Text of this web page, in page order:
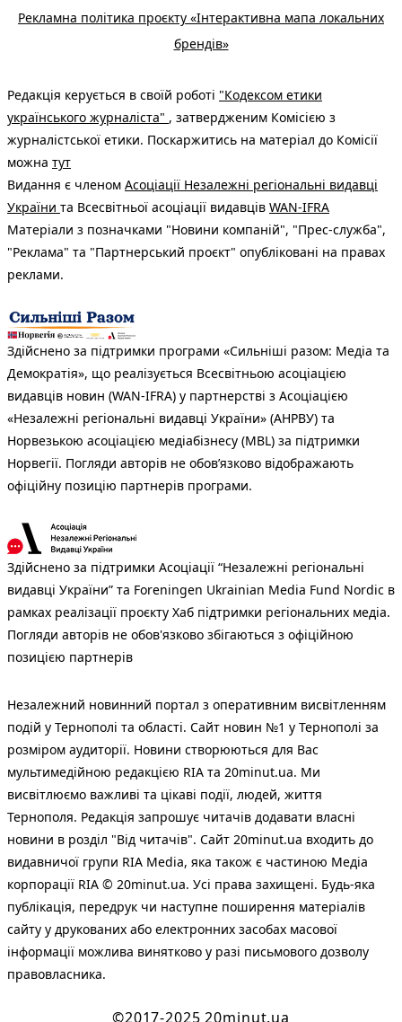
Рекламна політика проєкту «Інтерактивна мапа локальних
брендів»
Редакція керується в своїй роботі "Кодексом етики
українського журналіста" , затвердженим Комісією з
журналістської етики. Поскаржитись на матеріал до Комісії
можна тут
Видання є членом Асоціації Незалежні регіональні видавці
України та Всесвітньої асоціації видавців WAN-IFRA
Матеріали з позначками "Новини компаній", "Прес-служба",
"Реклама" та "Партнерський проєкт" опубліковані на правах
реклами.
Здійснено за підтримки програми «Сильніші разом: Медіа та
Демократія», що реалізується Всесвітньою асоціацією
видавців новин (WAN-IFRA) у партнерстві з Асоціацією
«Незалежні регіональні видавці України» (АНРВУ) та
Норвезькою асоціацією медіабізнесу (MBL) за підтримки
Норвегії. Погляди авторів не обов’язково відображають
офіційну позицію партнерів програми.
Здійснено за підтримки Асоціації “Незалежні регіональні
видавці України” та Foreningen Ukrainian Media Fund Nordic в
рамках реалізації проєкту Хаб підтримки регіональних медіа.
Погляди авторів не обов'язково збігаються з офіційною
позицією партнерів
Незалежний новинний портал з оперативним висвітленням
подій у Тернополі та області. Сайт новин №1 у Тернополі за
розміром аудиторії. Новини створюються для Вас
мультимедійною редакцією RIA та 20minut.ua. Ми
висвітлюємо важливі та цікаві події, людей, життя
Тернополя. Редакція запрошує читачів додавати власні
новини в розділ "Від читачів". Сайт 20minut.ua входить до
видавничої групи RIA Media, яка також є частиною Медіа
корпорації RIA © 20minut.ua. Усі права захищені. Будь-яка
публiкацiя, передрук чи наступне поширення матеріалів
сайту у друкованих або електронних засобах масової
інформації можлива винятково у разі письмового дозволу
правовласника.
©2017-2025 20minut.ua